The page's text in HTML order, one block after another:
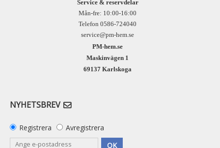
Service & reservdelar
Mån-fre: 10:00-16:00
Telefon 0586-724040
service@pm-hem.se
PM-hem.se
Maskinvägen 1
69137 Karlskoga
NYHETSBREV
Registrera
Avregistrera
OK